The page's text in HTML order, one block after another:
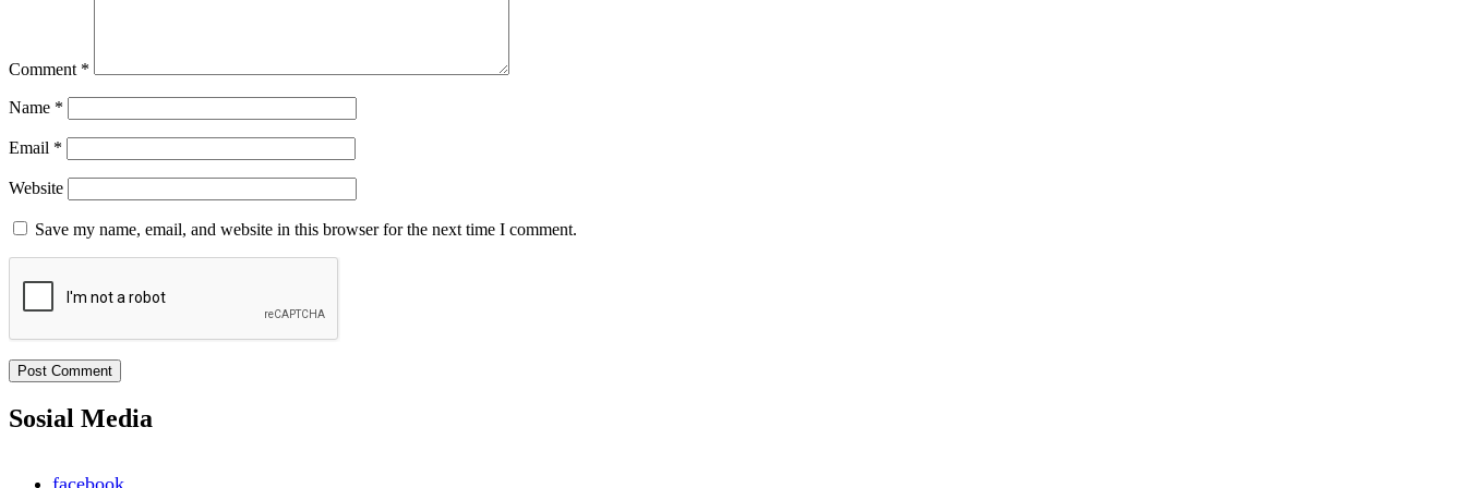
Comment *
Name *
Email *
Website
Save my name, email, and website in this browser for the next time I comment.
Sosial Media
facebook